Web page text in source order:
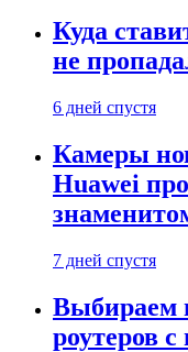
Куда
не
6 дней спустя
Камеры
Huawei
7 дней спустя
Выбираем
роутеров